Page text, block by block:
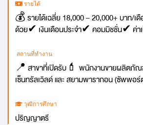
รายได้
💰 รายได้เฉลี่ย 18,000 – 20,000+ บาท/เ
ด้วย✔ เงินเดือนประจำ✔ คอมมิชชั่น✔ ค่า
สถานที่ทำงาน
📍 สาขาที่เปิดรับ💄 พนักงานขายผลิตภั
เซ็นทรัลเวิลด์ และ สยามพารากอน (ซัพพอ
วุฒิการศึกษา
ปริญญาตรี